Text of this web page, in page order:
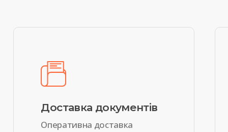
Доставка документів
Оперативна доставка